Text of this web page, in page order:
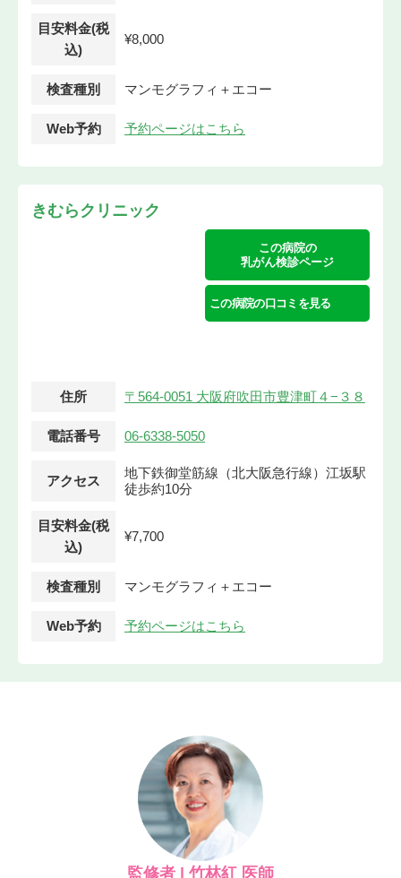
目安料金(税
込)
¥8,000
検査種別 マンモグラフィ＋エコー
Web予約 予約ページはこちら
きむらクリニック
この病院の
乳がん検診ページ
この病院の口コミを見る
住所 〒564-0051 大阪府吹田市豊津町４−３８
電話番号 06-6338-5050
アクセス
地下鉄御堂筋線（北大阪急行線）江坂駅
徒歩約10分
目安料金(税
込)
¥7,700
検査種別 マンモグラフィ＋エコー
Web予約 予約ページはこちら
監修者 | 竹林紅 医師